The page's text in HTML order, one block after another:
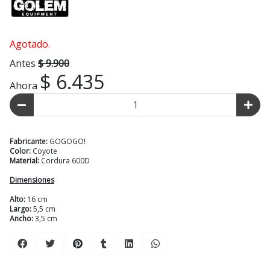
Agotado.
Antes $ 9.900
Ahora $ 6.435
Fabricante: GOGOGO!
Color: Coyote
Material: Cordura 600D
Dimensiones
Alto: 16 cm
Largo:5,5 cm
Ancho:3,5 cm